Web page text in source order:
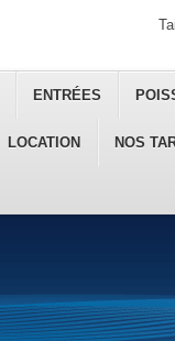
ENTRÉES
LOCATION NOS